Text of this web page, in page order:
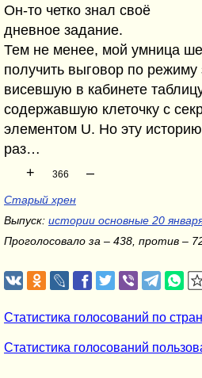
Он-то четко знал своё
дневное задание.
Тем не менее, мой умница
получить выговор по режиму
висевшую в кабинете
содержавшую клеточку с
элементом U. Но эту
раз…
+
366 –
Старый хрен
Выпуск: истории основные 20
Проголосовало за – 438, против –
Статистика голосований по
Статистика голосований